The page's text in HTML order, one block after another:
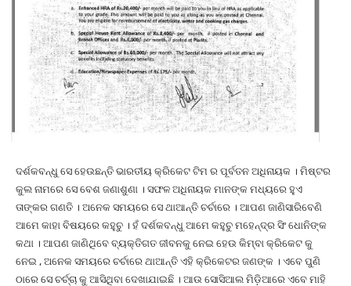
ଦର୍ଶକବନ୍ଧୁ ସେ ହେଉଛନ୍ତି ଭାରତୀୟ କ୍ରିକେଟ ଟିମ ର ପୂର୍ବତନ ଅଧିନାୟକ । ମିଷ୍ଟର
କୁଲ ନାମରେ ସେ ବେଶ ଜଣାଶୁଣା । ସଫଳ ଅଧିନାୟକ ମାନଙ୍କ ମଧ୍ୟରେ ହୁଏ
ତାଙ୍କର ଗଣତି । ଅନେକ ସମୟରେ ସେ ଥାଆନ୍ତି ଚର୍ଚାରେ । ଆପଣ ଜାଣିସାରିବେଣି
ଆମେ କାହା ବିଷୟରେ କହୁଚୁ । ହଁ ଦର୍ଶକବନ୍ଧୁ ଆମେ କହୁଚୁ ମହେନ୍ଦ୍ର ସିଂ ଧୋନିଙ୍କ
କଥା । ଆପଣ ଜାଣିଥିବେ ବ୍ୟକ୍ତିଗତ ଜୀବନକୁ ନେଇ ହେଉ କିମ୍ବା କ୍ରିକେଟ କୁ
ନେଇ , ଅନେକ ସମୟରେ ଚର୍ଚାରେ ଥାଆନ୍ତି ଏହି କ୍ରିକେଟର ଜଣଙ୍କ । ଏବେ ପୁଣି
ଠାରେ ସେ ଚର୍ଚ୍ଚା କୁ ଆସିଥିବା ଦେଖାଯାଇଛି । ଆଉ ସୋସିଆଲ ମିଡ଼ିଆରେ ଏବେ ମାହି